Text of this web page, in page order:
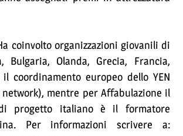
coinvolto organizzazioni giovanili di
Bulgaria, Olanda, Grecia, Francia,
coordinamento europeo dello YEN
mentre per Affabulazione il
progetto italiano è il formatore
Per informazioni scrivere a: